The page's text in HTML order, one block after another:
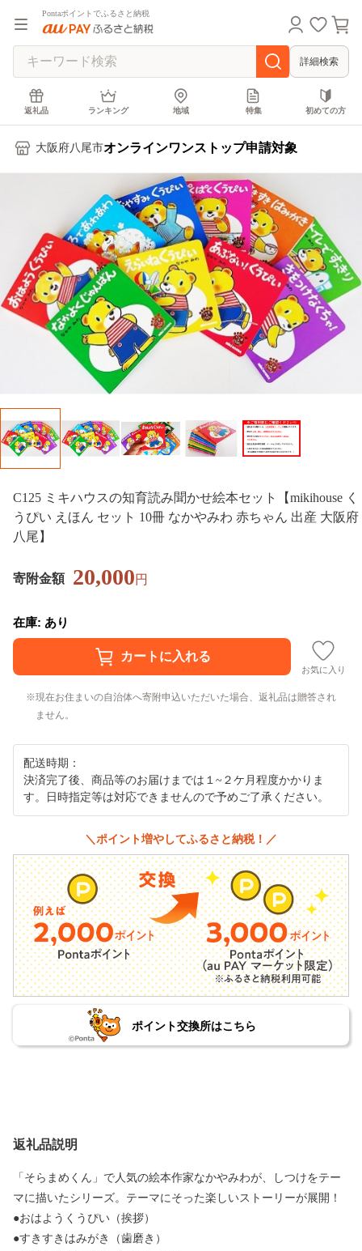
Pontaポイントでふるさと納税
詳細検索
返礼品 ランキング 地域 特集 初めての方
大阪府八尾市オンラインワンストップ申請対象
C125 ミキハウスの知育読み聞かせ絵本セット【mikihouse く
うぴい えほん セット 10冊 なかやみわ 赤ちゃん 出産 大阪府
八尾】
寄附金額 20,000円
在庫: あり
お気に入り
現在お住まいの自治体へ寄附申込いただいた場合、返礼品は贈答され
ません。
配送時期：
決済完了後、商品等のお届けまでは１~２ケ月程度かかりま
す。日時指定等は対応できませんので予めご了承ください。
＼ポイント増やしてふるさと納税！／
ポイント交換所はこちら
返礼品説明
「そらまめくん」で人気の絵本作家なかやみわが、しつけをテー
マに描いたシリーズ。テーマにそった楽しいストーリーが展開！
●おはようくうぴい（挨拶）
●すきすきはみがき（歯磨き）